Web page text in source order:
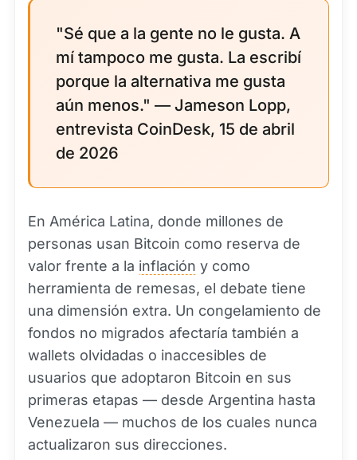
"Sé que a la gente no le gusta. A
mí tampoco me gusta. La escribí
porque la alternativa me gusta
aún menos." — Jameson Lopp,
entrevista CoinDesk, 15 de abril
de 2026
En América Latina, donde millones de
personas usan Bitcoin como reserva de
valor frente a la inflación y como
herramienta de remesas, el debate tiene
una dimensión extra. Un congelamiento de
fondos no migrados afectaría también a
wallets olvidadas o inaccesibles de
usuarios que adoptaron Bitcoin en sus
primeras etapas — desde Argentina hasta
Venezuela — muchos de los cuales nunca
actualizaron sus direcciones.